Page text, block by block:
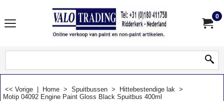
0
<< Vorige Home > Spuitbussen > Hittebestendige lak >
Motip 04092 Engine Paint Gloss Black Spuitbus 400ml